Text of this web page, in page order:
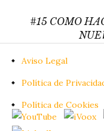
#15 COMO
Aviso Legal
Política de
Política de Cookies